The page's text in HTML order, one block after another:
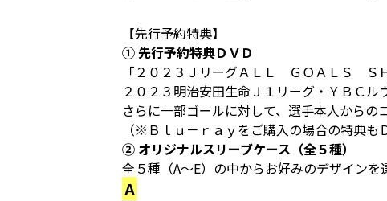
【先行予約特典】
① 先行予約特典ＤＶＤ
「２０２３ＪリーグＡＬＬ ＧＯＡＬＳ Ｓ
２０２３明治安田生命Ｊ１リーグ・ＹＢＣル
さらに一部ゴールに対して、選手本人からの
（※Ｂｌｕ－ｒａｙをご購入の場合の特典も
② オリジナルスリーブケース（全５種）
全５種（A～E）の中からお好みのデザインを
A